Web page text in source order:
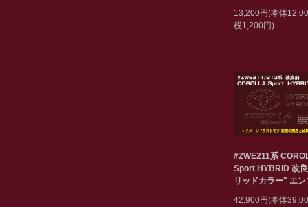
13,200円(本体
税1,200円)
#ZWE211系
Sport HYBRID 改
リッドカラー" エン
42,900円(本体